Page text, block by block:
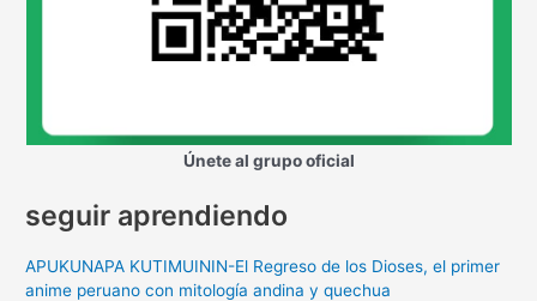
Únete al grupo oficial
seguir aprendiendo
APUKUNAPA KUTIMUININ-El Regreso de los Dioses, el primer
anime peruano con mitología andina y quechua